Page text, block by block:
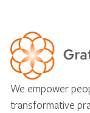
We empower
transformative